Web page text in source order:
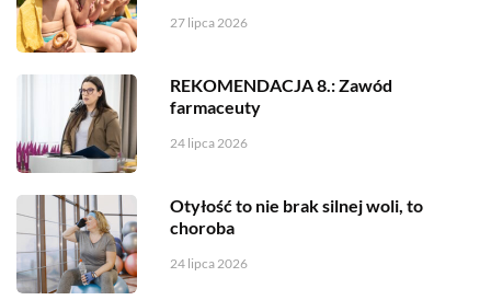
27 lipca 2026
REKOMENDACJA 8.: Zawód
farmaceuty
24 lipca 2026
Otyłość to nie brak silnej woli, to
choroba
24 lipca 2026